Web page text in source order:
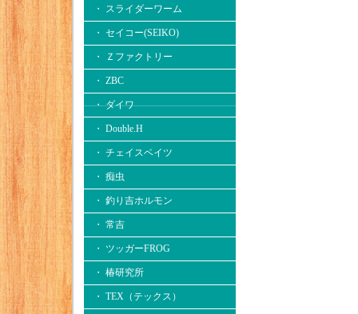
・ スライダーワーム
・ セイコー(SEIKO)
・ Ｚファクトリー
・ ZBC
・ ダイワ
・ Double.H
・ チェイスベイツ
・ 痴虫
・ 釣り吉ホルモン
・ 常吉
・ ツッガーFROG
・ 椿研究所
・ TEX（テックス）